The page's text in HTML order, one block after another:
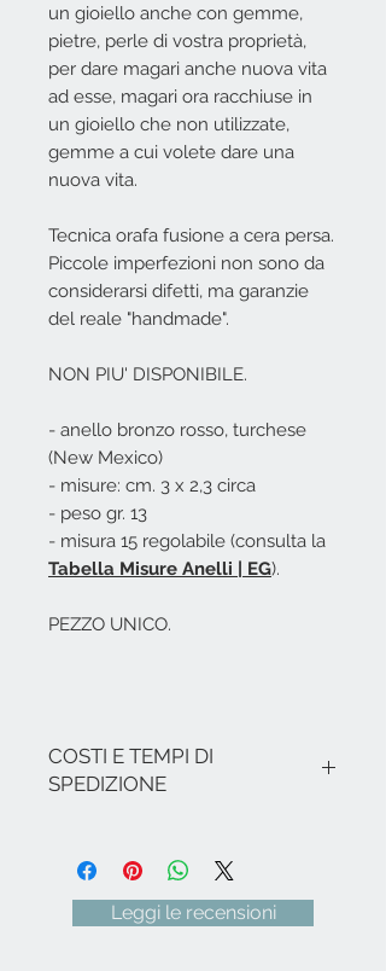
un gioiello anche con gemme,
pietre, perle di vostra proprietà,
per dare magari anche nuova vita
ad esse, magari ora racchiuse in
un gioiello che non utilizzate,
gemme a cui volete dare una
nuova vita.
Tecnica orafa fusione a cera persa.
Piccole imperfezioni non sono da
considerarsi difetti, ma garanzie
del reale "handmade".
NON PIU' DISPONIBILE.
- anello bronzo rosso, turchese
(New Mexico)
- misure: cm. 3 x 2,3 circa
- peso gr. 13
- misura 15 regolabile (consulta la
Tabella Misure Anelli | EG).
PEZZO UNICO.
COSTI E TEMPI DI
SPEDIZIONE
corso, le spese di spedizione per
l'Italia sono le seguenti: € 8,00 per
tutte le Regioni (ad eccezione di
Leggi le recensioni